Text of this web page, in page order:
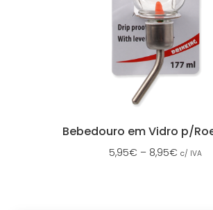
Bebedouro em Vidro p/
5,95€ – 8,95€ c/ IVA